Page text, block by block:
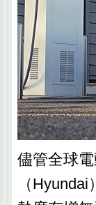
儘管全球
（